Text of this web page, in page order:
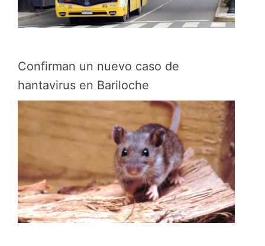
Confirman un nuevo caso de
hantavirus en Bariloche